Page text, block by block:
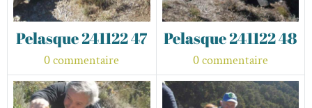
Pelasque 241122 47
0 commentaire
Pelasque 241122 48
0 commentaire